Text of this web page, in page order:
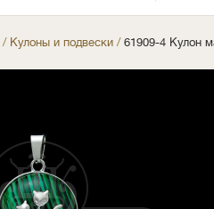
/ Кулоны и подвески / 61909-4 Кулон